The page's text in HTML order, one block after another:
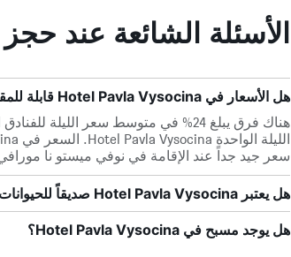
الأسئلة الشائعة عند حجز Hotel Pavla Vysocina
هل الأسعار في Hotel Pavla Vysocina قابلة للمقارنة بفنادق 3 نجوم في نوفي ميستو نا مورافي؟
سعر جيد جداً عند الإقامة في نوفي ميستو نا
هل يعتبر Hotel Pavla Vysocina صديقاً للحيوانات الأليفة؟
هل يوجد مسبح في Hotel Pavla Vysocina؟